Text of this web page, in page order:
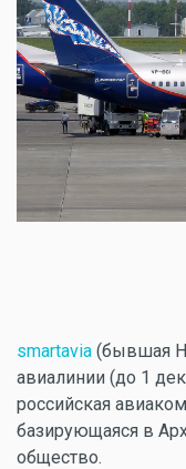
smartavia (бывшая
авиалинии (до 1
российская
базирующаяся в
общество.